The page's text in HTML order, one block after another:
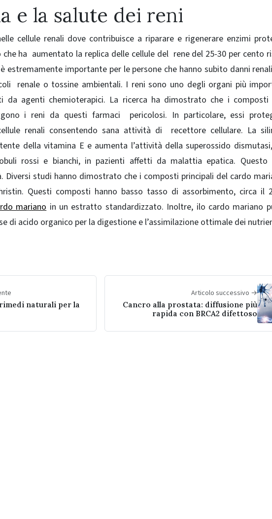
e la salute dei reni
cellule renali dove contribuisce a riparare e rigenerare enzimi
ha aumentato la replica delle cellule del rene del 25-30 per cento
estremamente importante per le persone che hanno subito danni
renale o tossine ambientali. I reni sono uno degli organi più
da agenti chemioterapici. La ricerca ha dimostrato che i composti
i reni da questi farmaci pericolosi. In particolare, essi
renali consentendo sana attività di recettore cellulare. La s
della vitamina E e aumenta l’attività della superossido
rossi e bianchi, in pazienti affetti da malattia epatica. Questo
Diversi studi hanno dimostrato che i composti principali del cardo
Questi composti hanno basso tasso di assorbimento, circa il
marianoin un estratto standardizzato. Inoltre, ilo cardo mariano
di acido organico per la digestione e l’assimilazione ottimale dei
naturali per la
Articolo successivo →
Cancro alla prostata: diffusione più
rapida con BRCA2 difettoso